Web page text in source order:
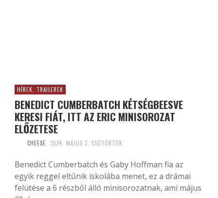
HÍREK, TRAILEREK
BENEDICT CUMBERBATCH KÉTSÉGBEESVE
KERESI FIÁT, ITT AZ ERIC MINISOROZAT
ELŐZETESE
CHEESE 2024. MÁJUS 2. CSÜTÖRTÖK
Benedict Cumberbatch és Gaby Hoffman fia az
egyik reggel eltűnik iskolába menet, ez a drámai
felütése a 6 részből álló minisorozatnak, ami május